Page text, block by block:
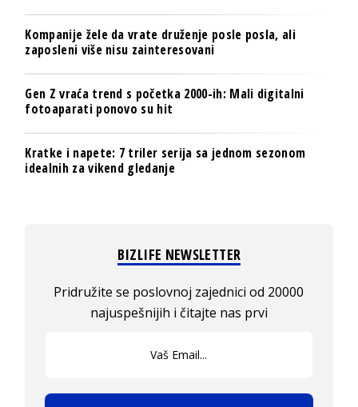
Kompanije žele da vrate druženje posle posla, ali
zaposleni više nisu zainteresovani
Gen Z vraća trend s početka 2000-ih: Mali digitalni
fotoaparati ponovo su hit
Kratke i napete: 7 triler serija sa jednom sezonom
idealnih za vikend gledanje
BIZLIFE NEWSLETTER
Pridružite se poslovnoj zajednici od 20000
najuspešnijih i čitajte nas prvi